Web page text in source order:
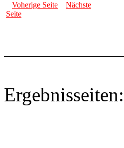
Voherige Seite
Nächste
Seite
Ergebnisseiten: